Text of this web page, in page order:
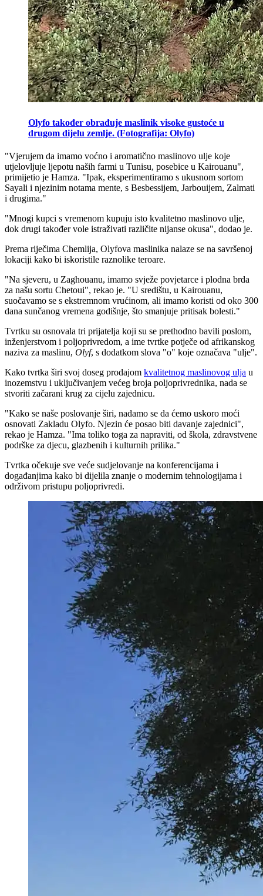
Olyfo također obrađuje maslinik visoke gustoće u
drugom dijelu zemlje. (Fotografija: Olyfo)
"Vjerujem da imamo voćno i aromatično maslinovo ulje koje
utjelovljuje ljepotu naših farmi u Tunisu, posebice u Kairouanu",
primijetio je Hamza. "Ipak, eksperimentiramo s ukusnom sortom
Sayali i njezinim notama mente, s Besbessijem, Jarbouijem, Zalmati
i drugima."
"Mnogi kupci s vremenom kupuju isto kvalitetno maslinovo ulje,
dok drugi također vole istraživati različite nijanse okusa", dodao je.
Prema riječima Chemlija, Olyfova maslinika nalaze se na savršenoj
lokaciji kako bi iskoristile raznolike teroare.
"Na sjeveru, u Zaghouanu, imamo svježe povjetarce i plodna brda
za našu sortu Chetoui", rekao je. "U središtu, u Kairouanu,
suočavamo se s ekstremnom vrućinom, ali imamo koristi od oko 300
dana sunčanog vremena godišnje, što smanjuje pritisak bolesti."
Tvrtku su osnovala tri prijatelja koji su se prethodno bavili poslom,
inženjerstvom i poljoprivredom, a ime tvrtke potječe od afrikanskog
naziva za maslinu, Olyf, s dodatkom slova "o" koje označava "ulje".
Kako tvrtka širi svoj doseg prodajom kvalitetnog maslinovog ulja u
inozemstvu i uključivanjem većeg broja poljoprivrednika, nada se
stvoriti začarani krug za cijelu zajednicu.
"Kako se naše poslovanje širi, nadamo se da ćemo uskoro moći
osnovati Zakladu Olyfo. Njezin će posao biti davanje zajednici",
rekao je Hamza. "Ima toliko toga za napraviti, od škola, zdravstvene
podrške za djecu, glazbenih i kulturnih prilika."
Tvrtka očekuje sve veće sudjelovanje na konferencijama i
događanjima kako bi dijelila znanje o modernim tehnologijama i
održivom pristupu poljoprivredi.